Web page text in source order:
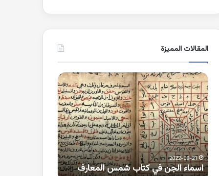
المقالات المميزة
اسماء
الجن
في
كتاب
شمس
المعارف
2022-09-21
اسماء الجن في كتاب شمس المعارف
كلمات
بها
همزة
متطرفة
على
الواو